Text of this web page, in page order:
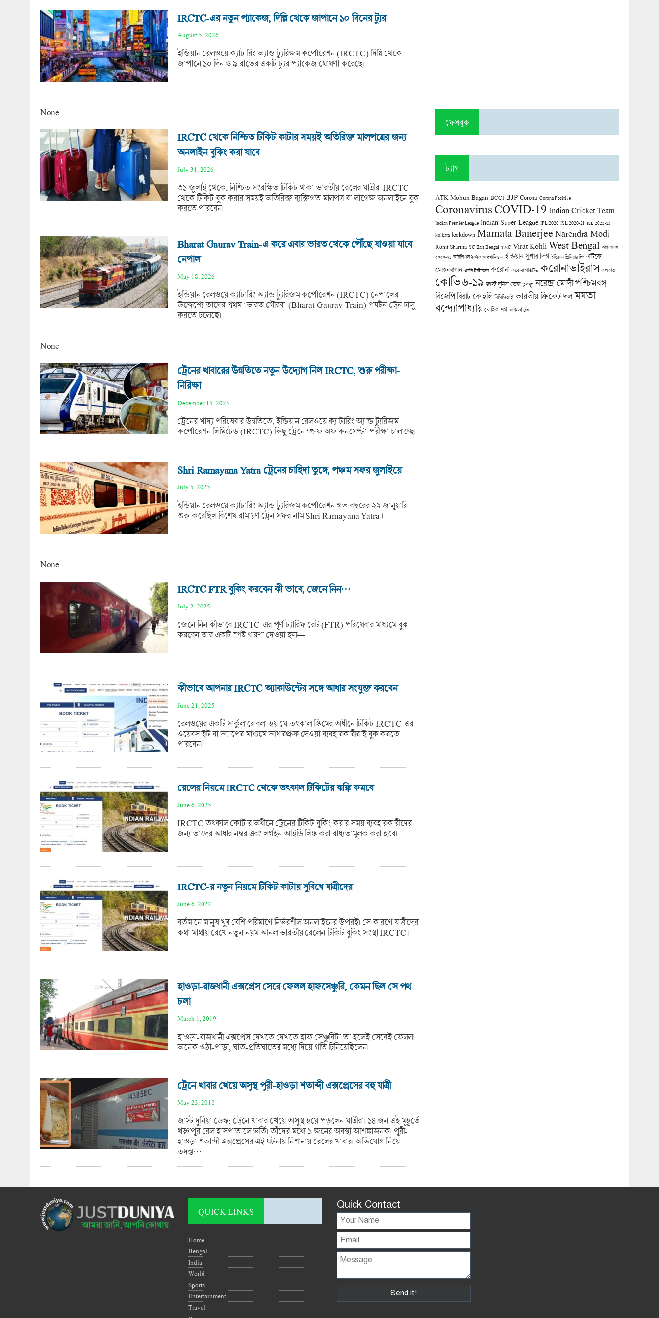
IRCTC-এর নতুন প্যাকেজ, দিল্লি থেকে জাপানে ১০ দিনের ট্যুর
August 5, 2026
ইন্ডিয়ান রেলওয়ে ক্যাটারিং অ্যান্ড ট্যুরিজম কর্পোরেশন (IRCTC) দিল্লি থেকে
জাপানে ১০ দিন ও ৯ রাতের একটি ট্যুর প্যাকেজ ঘোষণা করেছে।
None
IRCTC থেকে নিশ্চিত টিকিট কাটার সময়ই অতিরিক্ত মালপত্রের জন্য
অনলাইন বুকিং করা যাবে
July 31, 2026
৩১ জুলাই থেকে, নিশ্চিত সংরক্ষিত টিকিট থাকা ভারতীয় রেলের যাত্রীরা IRCTC
থেকে টিকিট বুক করার সময়ই অতিরিক্ত ব্যক্তিগত মালপত্র বা লাগেজ অনলাইনে বুক
করতে পারবেন।
Bharat Gaurav Train-এ করে এবার ভারত থেকে পৌঁছে যাওয়া যাবে
নেপাল
May 18, 2026
ইন্ডিয়ান রেলওয়ে ক্যাটারিং অ্যান্ড ট্যুরিজম কর্পোরেশন (IRCTC) নেপালের
উদ্দেশ্যে তাদের প্রথম ‘ভারত গৌরব’ (Bharat Gaurav Train) পর্যটন ট্রেন চালু
করতে চলেছে।
None
ট্রেনের খাবারের উন্নতিতে নতুন উদ্যোগ নিল IRCTC, শুরু পরীক্ষা-
নিরিক্ষা
December 15, 2025
ট্রেনের খাদ্য পরিষেবার উন্নতিতে, ইন্ডিয়ান রেলওয়ে ক্যাটারিং অ্যান্ড ট্যুরিজম
কর্পোরেশন লিমিটেড (IRCTC) কিছু ট্রেনে ‘প্রুফ অফ কনসেপ্ট’ পরীক্ষা চালাচ্ছে।
Shri Ramayana Yatra ট্রেনের চাহিদা তুঙ্গে, পঞ্চম সফর জুলাইয়ে
July 5, 2025
ইন্ডিয়ান রেলওয়ে ক্যাটারিং অ্যান্ড ট্যুরিজম কর্পোরেশন গত বছরের ২২ জানুয়ারি
শুরু করেছিল বিশেষ রামায়ণ ট্রেন সফর নাম Shri Ramayana Yatra ।
None
IRCTC FTR বুকিং করবেন কী ভাবে, জেনে নিন…
July 2, 2025
জেনে নিন কীভাবে IRCTC-এর পূর্ণ ট্যারিফ রেট (FTR) পরিষেবার মাধ্যমে বুক
করবেন তার একটি স্পষ্ট ধারণা দেওয়া হল—
কীভাবে আপনার IRCTC অ্যাকাউন্টের সঙ্গে আধার সংযুক্ত করবেন
June 21, 2025
রেলওয়ের একটি সার্কুলারে বলা হয় যে তৎকাল স্কিমের অধীনে টিকিট IRCTC-এর
ওয়েবসাইট বা অ্যাপের মাধ্যমে আধারপ্রুফ দেওয়া ব্যবহারকারীরাই বুক করতে
পারবেন।
রেলের নিয়মে IRCTC থেকে তৎকাল টিকিটের ঝক্কি কমবে
June 6, 2025
IRCTC তৎকাল কোটার অধীনে ট্রেনের টিকিট বুকিং করার সময় ব্যবহারকারীদের
জন্য তাদের আধার নম্বর এবং লগইন আইডি লিঙ্ক করা বাধ্যতামূলক করা হবে।
IRCTC-র নতুন নিয়মে টিকিট কাটায় সুবিধে যাত্রীদের
June 6, 2022
বর্তমানে মানুষ খুব বেশি পরিমাণে নির্ভরশীল অনলাইনের উপরই। সে কারণে যাত্রীদের
কথা মাথায় রেখে নতুন নয়ম আনল ভারতীয় রেলেন টিকিট বুকিং সংস্থা IRCTC ।
হাওড়া-রাজধানী এক্সপ্রেস সেরে ফেলল হাফসেঞ্চুরি, কেমন ছিল সে পথ
চলা
March 1, 2019
হাওড়া-রাজধানী এক্সপ্রেস দেখতে দেখতে হাফ সেঞ্চুরিটা তা হলেই সেরেই ফেলল।
অনেক ওঠা-পাড়া, ঘাত-প্রতিঘাতের মধ্যে দিয়ে গতি চিনিয়েছিলেন।
ট্রেনে খাবার খেয়ে অসুস্থ পুরী-হাওড়া শতাব্দী এক্সপ্রেসের বহু যাত্রী
May 23, 2018
জাস্ট দুনিয়া ডেস্ক: ট্রেনে খাবার খেয়ে অসুস্থ হয়ে পড়লেন যাত্রীরা। ১৪ জন এই মুহূর্তে
খড়্গপুর রেল হাসপাতালে ভর্তি। তাঁদের মধ্যে ১ জনের অবস্থা আশঙ্কাজনক। পুরী-
হাওড়া শতাব্দী এক্সপ্রেসের এই ঘটনায় নিশানায় রেলের খাবার। অভিযোগ নিয়ে
তদন্ত…
ফেসবুক
ট্যাগ
ATK Mohun Bagan BCCI BJP Corona Corona Positive
CoronavirusCOVID-19 Indian Cricket Team
Indian Premier League Indian Super League IPL 2020 ISL 2020-21 ISL 2022-23
kolkata lockdown Mamata Banerjee Narendra Modi
Rohit Sharma SC East Bengal TMC Virat Kohli West Bengal আইএসএল
২০২০-২১ আইপিএল ২০২০ আফগানিস্তান ইন্ডিয়ান সুপার লিগ ইন্ডিয়ান প্রিমিয়ার লিগ এটিকে
মোহনবাগান এসসি ইস্টবেঙ্গল করোনা করোনা পজিটিভ করোনাভাইরাস কলকাতা
কোভিড-১৯ জাস্ট দুনিয়া ডেস্ক তৃণমূল নরেন্দ্র মোদী পশ্চিমবঙ্গ
বিজেপি বিরাট কোহলি বিসিসিআই ভারতীয় ক্রিকেট দল মমতা
বন্দ্যোপাধ্যায় রোহিত শর্মা লকডাউন
QUICK LINKS
Home
Bengal
India
World
Sports
Entertainment
Travel
Quick Contact